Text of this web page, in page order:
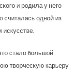
и родила у него
считалась одной из
стало большой
творческую карьеру